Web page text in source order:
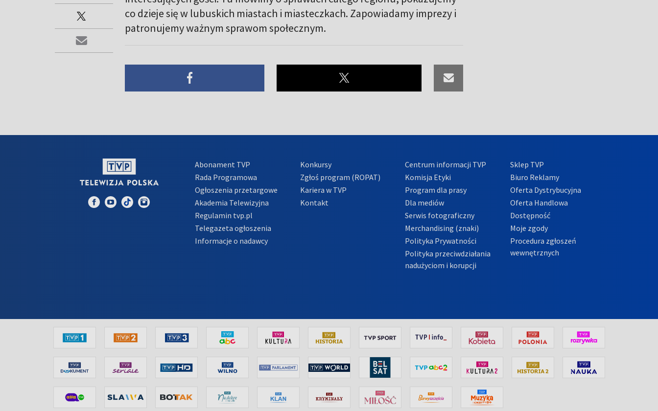
co dzieje się w lubuskich miastach i miasteczkach. Zapowiadamy imprezy i
patronujemy ważnym sprawom społecznym.
Abonament TVP
Rada Programowa
Ogłoszenia przetargowe
Akademia Telewizyjna
Regulamin tvp.pl
Telegazeta ogłoszenia
Informacje o nadawcy
Konkursy
Zgłoś program (ROPAT)
Kariera w TVP
Kontakt
Centrum informacji TVP
Komisja Etyki
Program dla prasy
Dla mediów
Serwis fotograficzny
Merchandising (znaki)
Polityka Prywatności
Polityka przeciwdziałania
nadużyciom i korupcji
Sklep TVP
Biuro Reklamy
Oferta Dystrybucyjna
Oferta Handlowa
Dostępność
Moje zgody
Procedura zgłoszeń
wewnętrznych